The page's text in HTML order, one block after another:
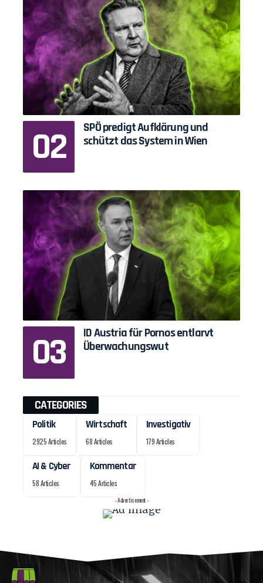
SPÖ predigt Aufklärung und
schützt das System in Wien
ID Austria für Pornos entlarvt
Überwachungswut
CATEGORIES
Politik
2925 Articles
Wirtschaft
68 Articles
Investigativ
179 Articles
AI & Cyber
58 Articles
Kommentar
45 Articles
- Advertisement -